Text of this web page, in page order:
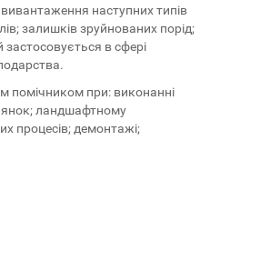
наступних типів
залишків зруйнованих порід;
застосовується в сфері
помічником при: виконанні
ландшафтному
процесів; демонтажі;